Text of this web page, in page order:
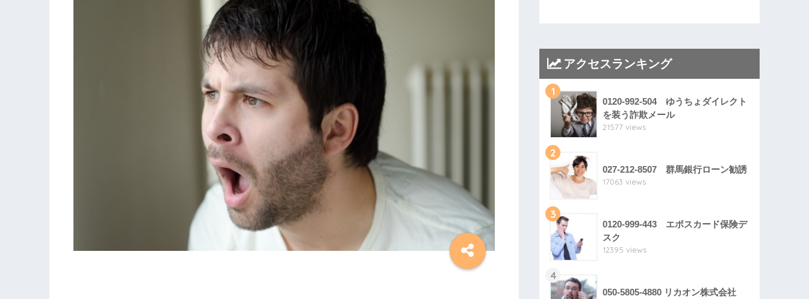
アクセスランキング
1
0120-992-504 ゆうちょダイレクト
を装う詐欺メール
21577 views
2
027-212-8507 群馬銀行ローン勧誘
17063 views
3
0120-999-443 エポスカード保険デ
スク
12395 views
4
050-5805-4880 リカオン株式会社